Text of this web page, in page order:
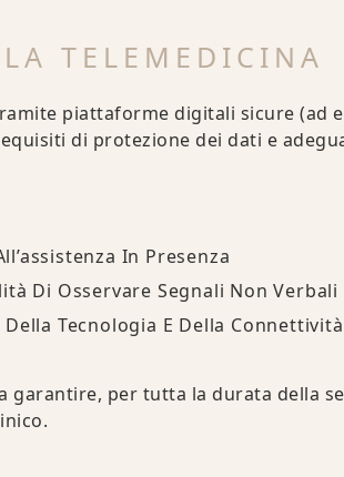
TELEMEDICINA
piattaforme digitali sicure (ad
di protezione dei dati e
In Presenza
Di Osservare Segnali Non
Tecnologia E Della Connettività
garantire, per tutta la durata della